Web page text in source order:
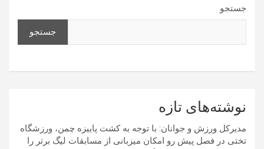
جستجو
جستجو
نوشته‌های تازه
مدیرکل ورزش و جوانان: با توجه به کشت پاییزه چمن، ورزشگاه
تختی در فصل پیش رو امکان میزبانی از مسابقات لیگ برتر را